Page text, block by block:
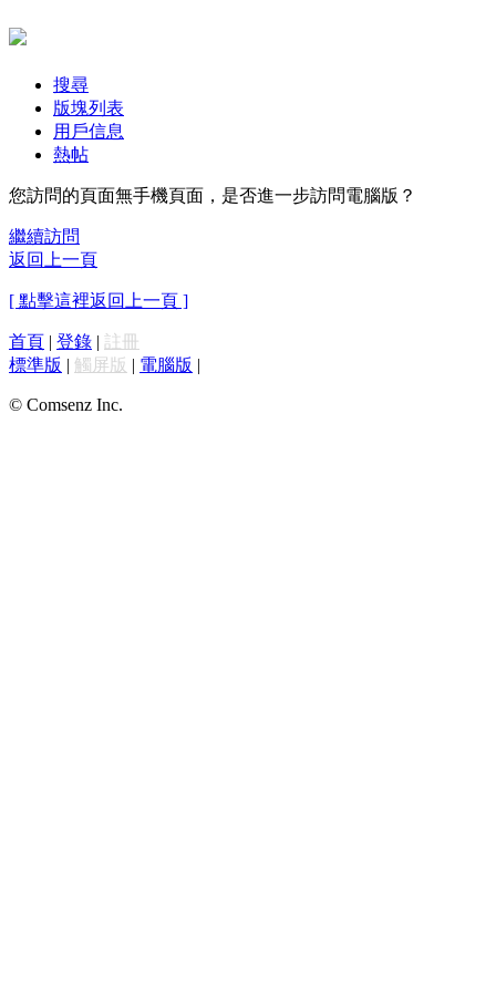
搜尋
版塊列表
用戶信息
熱帖
您訪問的頁面無手機頁面，是否進一步訪問電腦版？
繼續訪問
返回上一頁
[ 點擊這裡返回上一頁 ]
首頁 | 登錄 | 註冊
標準版 | 觸屏版 | 電腦版 |
© Comsenz Inc.